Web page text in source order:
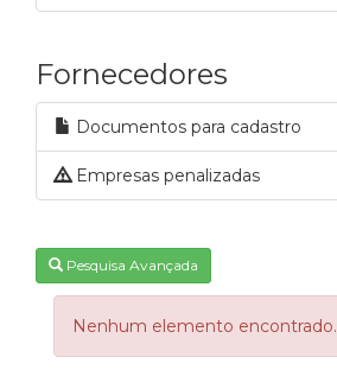
Fornecedores
Documentos para cadastro
Empresas penalizadas
Pesquisa Avançada
Nenhum elemento encontrado.